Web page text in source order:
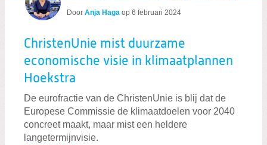
Door Anja Haga op 6 februari 2024
ChristenUnie mist duurzame
economische visie in klimaatplannen
Hoekstra
De eurofractie van de ChristenUnie is blij dat de
Europese Commissie de klimaatdoelen voor 2040
concreet maakt, maar mist een heldere
langetermijnvisie.